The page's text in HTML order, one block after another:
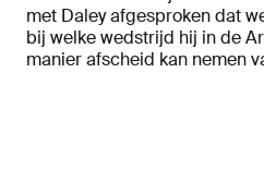
met Daley afgesproken dat
bij welke wedstrijd hij in de
manier afscheid kan nemen